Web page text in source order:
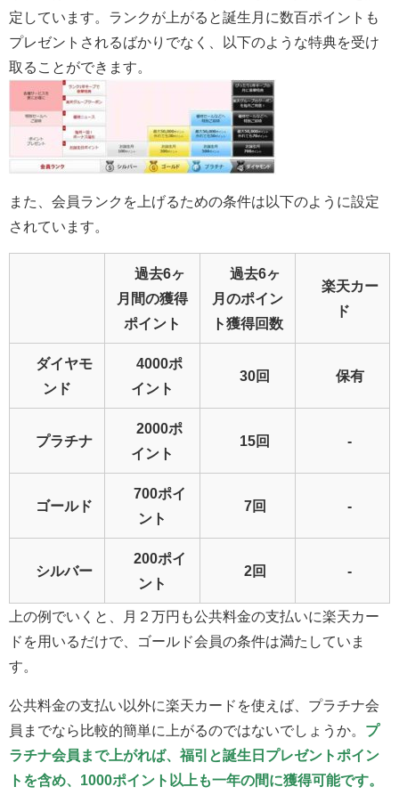
定しています。ランクが上がると誕生月に数百ポイントも
プレゼントされるばかりでなく、以下のような特典を受け
取ることができます。
また、会員ランクを上げるための条件は以下のように設定
されています。
過去6ヶ
月間の獲得
ポイント
過去6ヶ
月のポイン
ト獲得回数
楽天カー
ド
ダイヤモ
ンド
4000ポ
イント
30回 保有
プラチナ
2000ポ
イント
15回 -
ゴールド
700ポイ
ント
7回 -
シルバー
200ポイ
ント
2回 -
上の例でいくと、月２万円も公共料金の支払いに楽天カー
ドを用いるだけで、ゴールド会員の条件は満たしていま
す。
公共料金の支払い以外に楽天カードを使えば、プラチナ会
員までなら比較的簡単に上がるのではないでしょうか。 プ
ラチナ会員まで上がれば、福引と誕生日プレゼントポイン
トを含め、1000ポイント以上も一年の間に獲得可能です。